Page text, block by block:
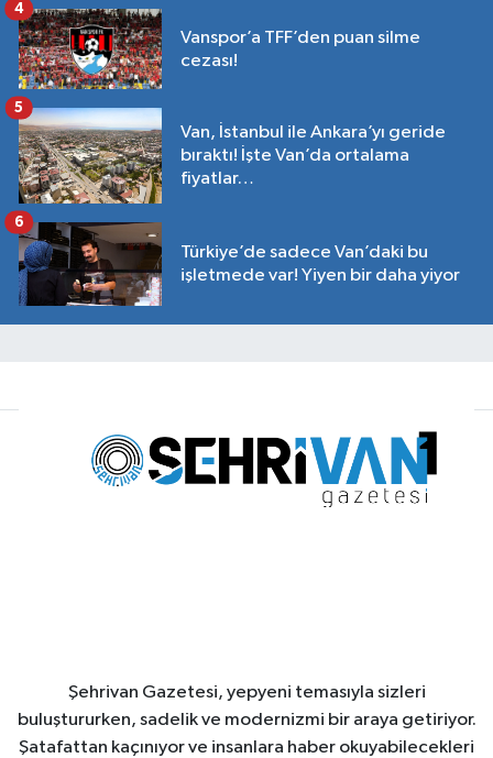
Vanspor’a TFF’den puan silme
cezası!
4
Van, İstanbul ile Ankara’yı geride
bıraktı! İşte Van’da ortalama
fiyatlar…
5
Türkiye’de sadece Van’daki bu
işletmede var! Yiyen bir daha yiyor
6
Şehrivan Gazetesi, yepyeni temasıyla sizleri
buluştururken, sadelik ve modernizmi bir araya getiriyor.
Şatafattan kaçınıyor ve insanlara haber okuyabilecekleri